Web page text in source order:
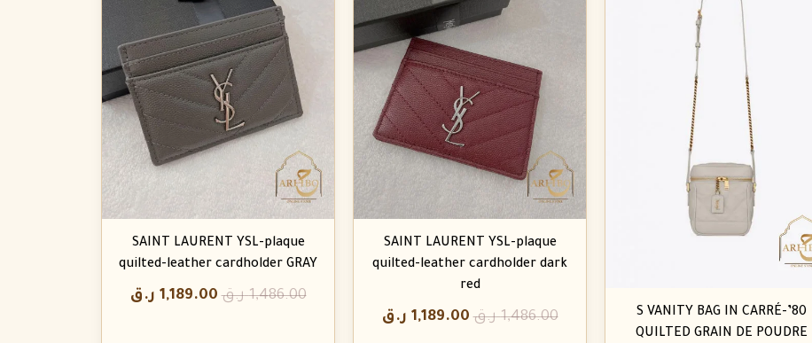
80’S VANITY BAG IN CARRÉ-
QUILTED GRAIN DE POUDRE
SAINT LAURENT YSL-plaque
quilted-leather cardholder dark
red
1,486.00 ر.ق 1,189.00 ر.ق
SAINT LAURENT YSL-plaque
quilted-leather cardholder GRAY
1,486.00 ر.ق 1,189.00 ر.ق